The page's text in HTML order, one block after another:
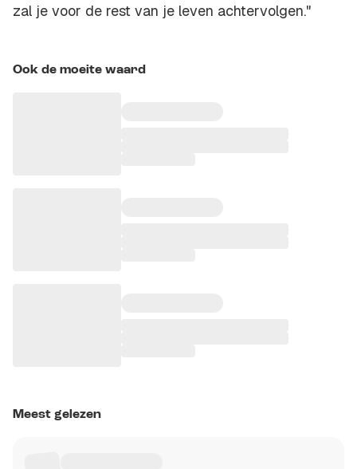
zal je voor de rest van je leven achtervolgen."
Ook de moeite waard
Meest gelezen